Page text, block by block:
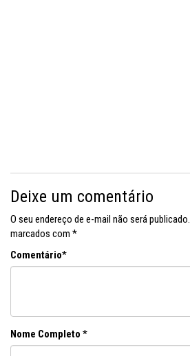
Deixe um comentário
O seu endereço de e-mail não será publicado.
marcados com *
Comentário*
Nome Completo *